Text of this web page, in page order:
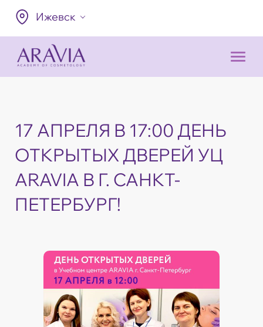
Ижевск
17 АПРЕЛЯ В 17:00 ДЕНЬ
ОТКРЫТЫХ ДВЕРЕЙ УЦ
ARAVIA В Г. САНКТ-
ПЕТЕРБУРГ!